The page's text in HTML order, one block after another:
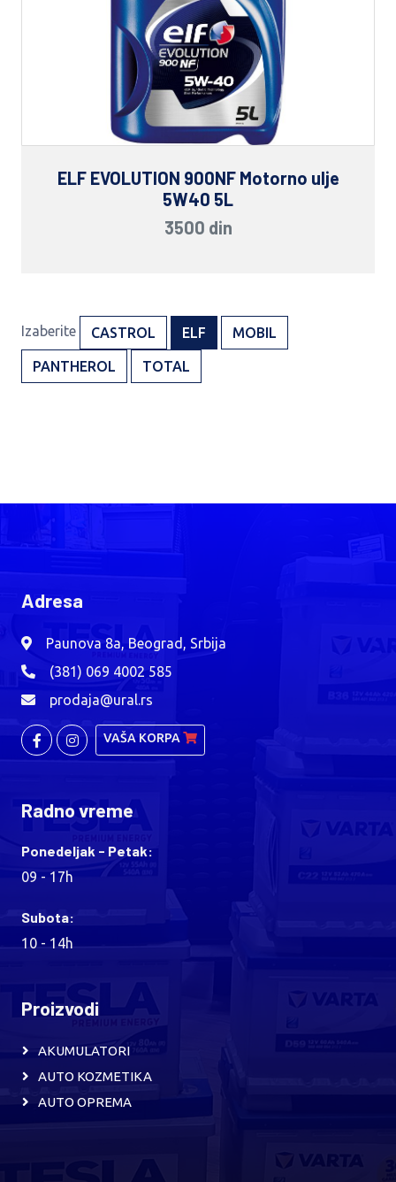
ELF EVOLUTION 900NF Motorno ulje
5W40 5L
3500 din
Izaberite CASTROL ELF MOBIL
PANTHEROL TOTAL
Adresa
Paunova 8a, Beograd, Srbija
(381) 069 4002 585
prodaja@ural.rs
VAŠA KORPA
Radno vreme
Ponedeljak - Petak:
09 - 17h
Subota:
10 - 14h
Proizvodi
AKUMULATORI
AUTO KOZMETIKA
AUTO OPREMA